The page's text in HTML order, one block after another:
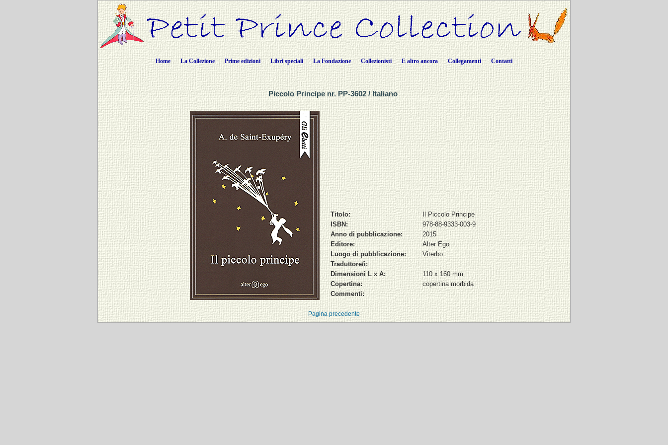
Home La Collezione Prime edizioni Libri speciali La Fondazione Collezionisti E altro ancora Collegamenti Contatti
Piccolo Principe nr. PP-3602 / Italiano
Titolo:
Il Piccolo Principe
ISBN:
978-88-9333-003-9
Anno di pubblicazione:
2015
Editore:
Alter Ego
Luogo di pubblicazione:
Viterbo
Traduttore/i:
Dimensioni L x A:
110 x 160 mm
Copertina:
copertina morbida
Commenti:
Pagina precedente